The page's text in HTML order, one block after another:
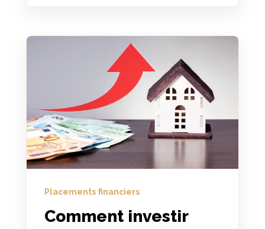
Placements financiers
Comment investir